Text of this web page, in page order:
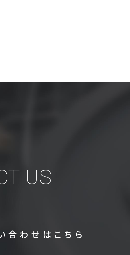
US
合わせはこちら